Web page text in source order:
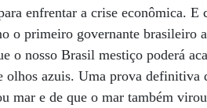
enfrentar a crise econômica. E
o primeiro governante brasileiro
o nosso Brasil mestiço poderá
azuis. Uma prova definitiva
mar e de que o mar também